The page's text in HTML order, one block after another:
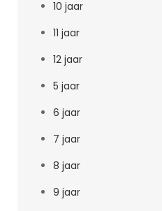
10 jaar
11 jaar
12 jaar
5 jaar
6 jaar
7 jaar
8 jaar
9 jaar